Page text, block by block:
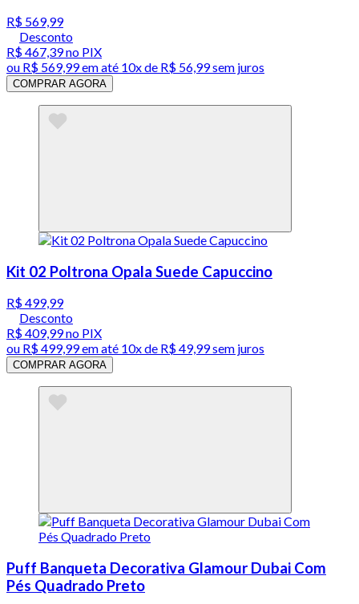
R$ 569,99
Desconto
R$ 467,39no PIX
ou R$ 569,99em até 10x de R$ 56,99 sem juros
COMPRAR AGORA
Kit 02 Poltrona Opala Suede Capuccino
R$ 499,99
Desconto
R$ 409,99no PIX
ou R$ 499,99em até 10x de R$ 49,99 sem juros
COMPRAR AGORA
Puff Banqueta Decorativa Glamour Dubai Com
Pés Quadrado Preto